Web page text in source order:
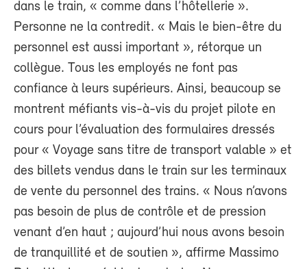
dans le train, « comme dans l’hôtellerie ».
Personne ne la contredit. « Mais le bien-être du
personnel est aussi important », rétorque un
collègue. Tous les employés ne font pas
confiance à leurs supérieurs. Ainsi, beaucoup se
montrent méfiants vis-à-vis du projet pilote en
cours pour l’évaluation des formulaires dressés
pour « Voyage sans titre de transport valable » et
des billets vendus dans le train sur les terminaux
de vente du personnel des trains. « Nous n’avons
pas besoin de plus de contrôle et de pression
venant d’en haut ; aujourd’hui nous avons besoin
de tranquillité et de soutien », affirme Massimo